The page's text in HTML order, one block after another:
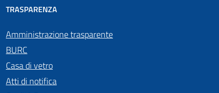
TRASPARENZA
Amministrazione trasparente
BURC
Casa di vetro
Atti di notifica